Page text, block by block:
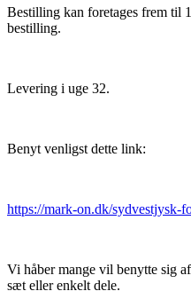
Bestilling kan foretages frem til
bestilling.
Levering i uge 32.
Benyt venligst dette link:
https://mark-on.dk/sydvestjysk-
Vi håber mange vil benytte sig
sæt eller enkelt dele.